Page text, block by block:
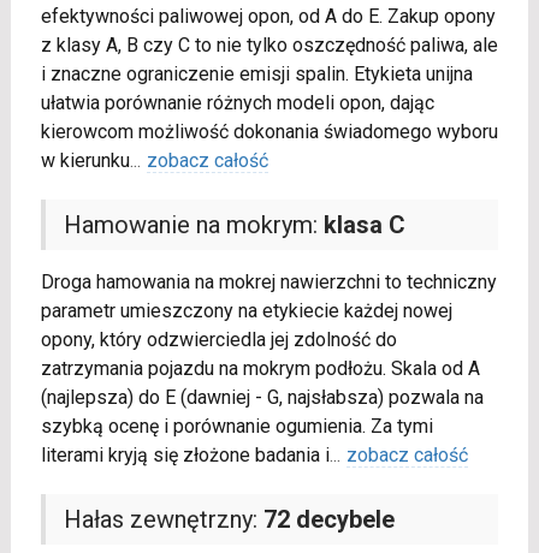
efektywności paliwowej opon, od A do E. Zakup opony
z klasy A, B czy C to nie tylko oszczędność paliwa, ale
i znaczne ograniczenie emisji spalin. Etykieta unijna
ułatwia porównanie różnych modeli opon, dając
kierowcom możliwość dokonania świadomego wyboru
w kierunku... zobacz całość
Hamowanie na mokrym: klasa C
Droga hamowania na mokrej nawierzchni to techniczny
parametr umieszczony na etykiecie każdej nowej
opony, który odzwierciedla jej zdolność do
zatrzymania pojazdu na mokrym podłożu. Skala od A
(najlepsza) do E (dawniej - G, najsłabsza) pozwala na
szybką ocenę i porównanie ogumienia. Za tymi
literami kryją się złożone badania i... zobacz całość
Hałas zewnętrzny: 72 decybele